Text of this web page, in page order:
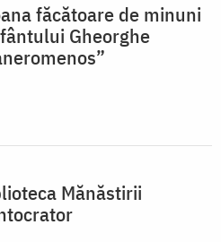
făcătoare de minuni
Gheorghe
Mănăstirii